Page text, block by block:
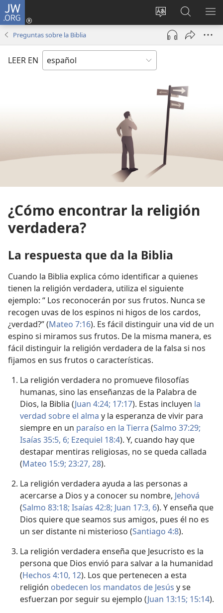
JW.ORG
Cambiar
idioma
del sitio
Iniciar
sesión
(abre
nueva
en
jw.org
Preguntas sobre la Biblia
LEER EN
¿Cómo encontrar la religión
verdadera?
La respuesta que da la Biblia
Cuando la Biblia explica cómo identificar a quienes
tienen la religión verdadera, utiliza el siguiente
ejemplo: “ Los reconocerán por sus frutos. Nunca se
recogen uvas de los espinos ni higos de los cardos,
¿verdad?” (Mateo 7:16). Es fácil distinguir una vid de un
espino si miramos sus frutos. De la misma manera, es
fácil distinguir la religión verdadera de la falsa si nos
fijamos en sus frutos o características.
La religión verdadera no promueve filosofías
humanas, sino las enseñanzas de la Palabra de
Dios, la Biblia (Juan 4:24; 17:17). Estas incluyen la
verdad sobre el alma y la esperanza de vivir para
siempre en un paraíso en la Tierra (Salmo 37:29;
Isaías 35:5, 6; Ezequiel 18:4). Y, cuando hay que
destapar mentiras religiosas, no se queda callada
(Mateo 15:9; 23:27, 28).
La religión verdadera ayuda a las personas a
acercarse a Dios y a conocer su nombre, Jehová
(Salmo 83:18; Isaías 42:8; Juan 17:3, 6). Y enseña que
Dios quiere que seamos sus amigos, pues él no es
un ser distante ni misterioso (Santiago 4:8).
La religión verdadera enseña que Jesucristo es la
persona que Dios envió para salvar a la humanidad
(Hechos 4:10, 12). Los que pertenecen a esta
religión obedecen los mandatos de Jesús y se
esfuerzan por seguir su ejemplo (Juan 13:15; 15:14).